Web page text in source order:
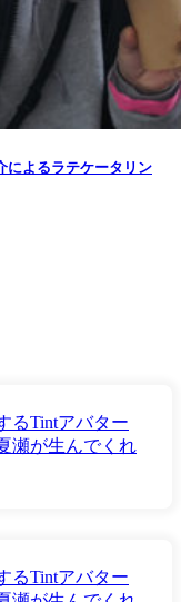
によるラテケータリン
るTintアバター
瀬が生んでくれ
るTintアバター